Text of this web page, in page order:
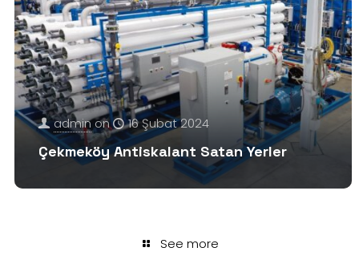
adminon 16 Şubat 2024
Çekmeköy Antiskalant Satan Yerler
See more